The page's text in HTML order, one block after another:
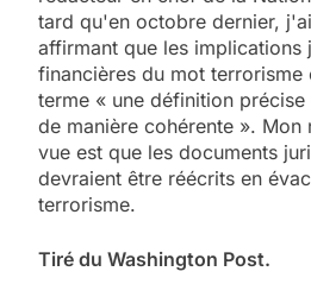
tard qu'en octobre dernier,
affirmant que les implications
financières du mot terrorisme
terme « une définition
de manière cohérente ». Mon
vue est que les documents
devraient être réécrits en
terrorisme.
Tiré du Washington Post.